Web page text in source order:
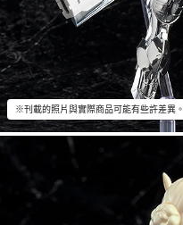
※刊載的照片與實際商品可能有些許差異。